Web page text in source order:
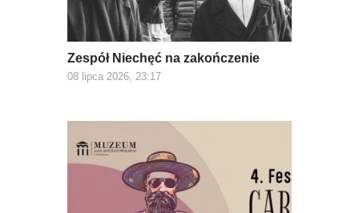
Zespół Niechęć na zakończenie
08 lipca 2026, 23:17